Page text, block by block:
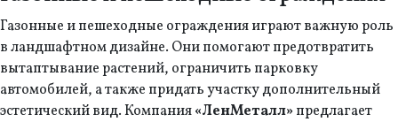
Газонные и пешеходные ограждения играют важную роль
в ландшафтном дизайне. Они помогают предотвратить
вытаптывание растений, ограничить парковку
автомобилей, а также придать участку дополнительный
эстетический вид. Компания«ЛенМеталл»предлагает